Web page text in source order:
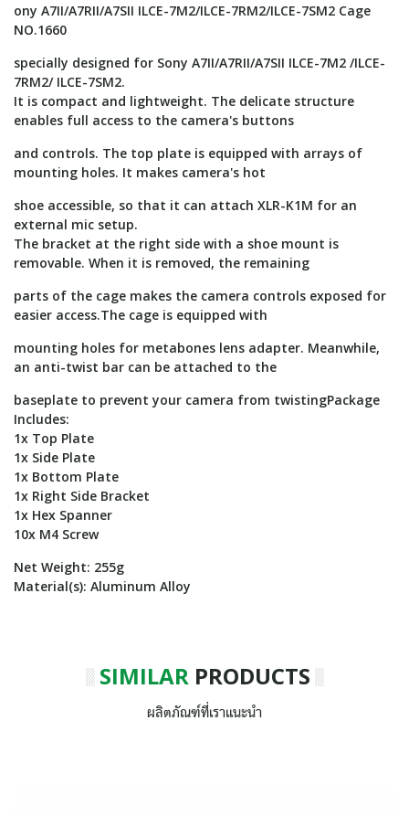
ony A7II/A7RII/A7SII ILCE-7M2/ILCE-7RM2/ILCE-7SM2 Cage
NO.1660
specially designed for Sony A7II/A7RII/A7SII ILCE-7M2 /ILCE-
7RM2/ ILCE-7SM2.
It is compact and lightweight. The delicate structure
enables full access to the camera's buttons
and controls. The top plate is equipped with arrays of
mounting holes. It makes camera's hot
shoe accessible, so that it can attach XLR-K1M for an
external mic setup.
The bracket at the right side with a shoe mount is
removable. When it is removed, the remaining
parts of the cage makes the camera controls exposed for
easier access.The cage is equipped with
mounting holes for metabones lens adapter. Meanwhile,
an anti-twist bar can be attached to the
baseplate to prevent your camera from twistingPackage
Includes:
1x Top Plate
1x Side Plate
1x Bottom Plate
1x Right Side Bracket
1x Hex Spanner
10x M4 Screw
Net Weight: 255g
Material(s): Aluminum Alloy
SIMILARPRODUCTS
ผลิตภัณฑ์ที่เราแนะนำ